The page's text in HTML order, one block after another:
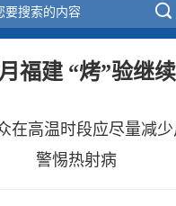

福建 “烤”验继续
在高温时段应尽量减少
警惕热射病